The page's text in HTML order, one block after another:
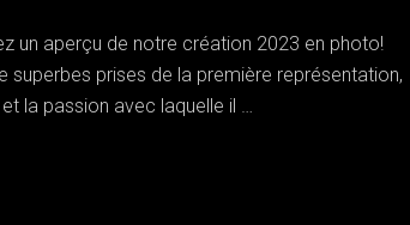
un aperçu de notre création 2023 en photo!
superbes prises de la première représentation,
la passion avec laquelle il …